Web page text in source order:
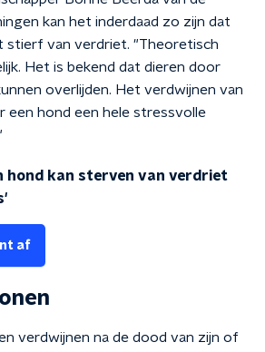
kan het inderdaad zo zijn dat
stierf van verdriet. "Theoretisch
Het is bekend dat dieren door
overlijden. Het verdwijnen van
een hond een hele stressvolle
hond kan sterven van verdriet
af
verdwijnen na de dood van zijn of